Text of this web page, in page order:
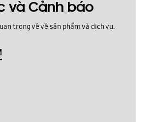
và Cảnh báo
trọng về về sản phẩm và dịch vụ.